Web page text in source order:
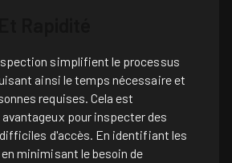
simplifient le processus
ainsi le temps nécessaire et
requises. Cela est
pour inspecter des
d'accès. En identifiant les
minimisant le besoin de